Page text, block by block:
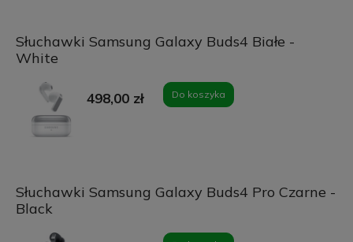
Słuchawki Samsung Galaxy Buds4 Białe -
White
498,00 zł Do koszyka
Słuchawki Samsung Galaxy Buds4 Pro Czarne -
Black